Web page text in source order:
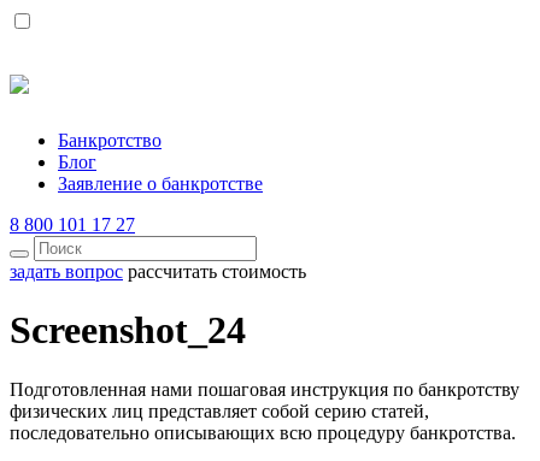
Банкротство
Блог
Заявление о банкротстве
8 800 101 17 27
задать вопрос рассчитать стоимость
Screenshot_24
Подготовленная нами пошаговая инструкция по банкротству
физических лиц представляет собой серию статей,
последовательно описывающих всю процедуру банкротства.